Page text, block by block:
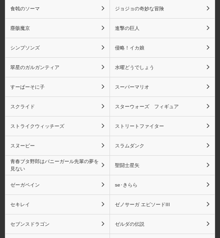
シャイニング・ハーツ
シャイニング・フォー
ス・フェザー
シャイニングブレイド
シャイニング・レゾナン
ス
ペルソナシリーズ
ペルソナ3 ペルソナ4
食戟のソーマ ジョジョの奇妙な冒険
塵骸魔京 進撃の巨人
シンプソンズ 侵略！イカ娘
翠星のガルガンティア 水曜どうでしょう
すーぱーそに子 スーパーマリオ
スクライド スターウォーズ フィギュア
ストライクウィッチーズ ストリートファイター
スヌーピー スラムダンク
青春ブタ野郎はバニーガール先輩の夢を
見ない
聖闘士星矢
ゼーガペイン se･きらら
セキレイ ゼノサーガ エピソードIII
セブンスドラゴン ゼルダの伝説